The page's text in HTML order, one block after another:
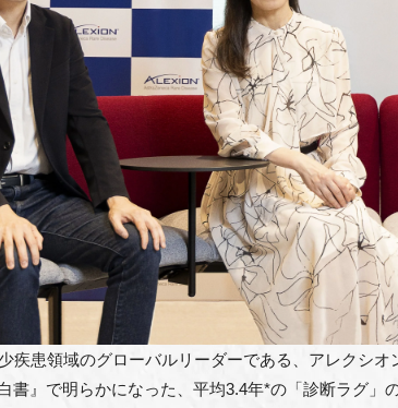
疾患領域のグローバルリーダーである、アレクシ
書』で明らかになった、平均3.4年*の「診断ラグ